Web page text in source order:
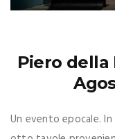
Piero della
Un evento epocale.